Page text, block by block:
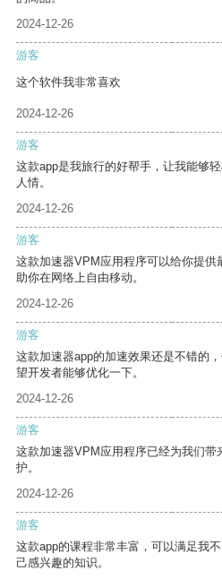
2024-12-26
游客
这个软件我非常喜欢
2024-12-26
游客
这款app是我旅行的好帮手，让我能够
人情。
2024-12-26
游客
这款加速器VPM应用程序可以给你提
助你在网络上自由移动。
2024-12-26
游客
这款加速器app的加速效果还是不错的
望开发者能够优化一下。
2024-12-26
游客
这款加速器VPM应用程序已经为我们
护。
2024-12-26
游客
这款app的课程非常丰富，可以满足我
己感兴趣的知识。